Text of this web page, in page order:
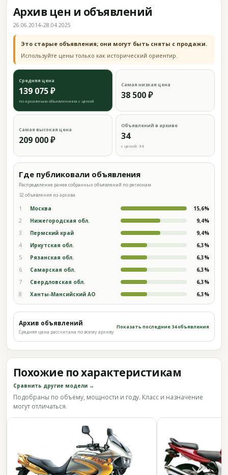
Архив цен и объявлений
26.06.2014–28.04.2025
Это старые объявления; они могут быть сняты с продажи.
Используйте цены только как исторический ориентир.
Средняя цена
139 075 ₽
по архивным объявлениям с ценой
Самая низкая цена
38 500 ₽
Самая высокая цена
209 000 ₽
Объявлений в архиве
34
с ценой: 34
Где публиковали объявления
Распределение ранее собранных объявлений по регионам.
32 объявления из архива
1 Москва 15,6%
2 Нижегородская обл. 9,4%
3 Пермский край 9,4%
4 Иркутская обл. 6,3%
5 Рязанская обл. 6,3%
6 Самарская обл. 6,3%
7 Свердловская обл. 6,3%
8 Ханты-Мансийский АО 6,3%
Архив объявлений
Средняя цена рассчитана по всему архиву
Показать последние 34 объявления
Похожие по характеристикам
Сравнить другие модели →
Подобраны по объёму, мощности и году. Класс и назначение
могут отличаться.